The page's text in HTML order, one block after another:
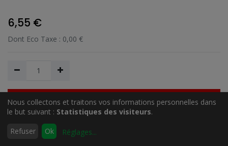
Rechercher
6,55 €
Dont Eco Taxe : 0,00 €
Ajouter au Panier
Ajouter à la liste de souhait
Nous collectons et traitons vos informations personnelles dans
le but suivant : Statistiques des visiteurs.
Refuser Ok Réglages...